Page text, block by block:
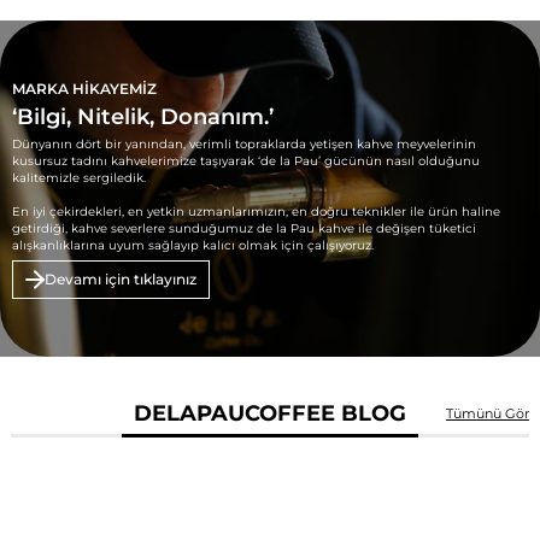
MARKA HİKAYEMİZ
‘Bilgi, Nitelik, Donanım.’
Dünyanın dört bir yanından, verimli topraklarda yetişen kahve meyvelerinin
kusursuz tadını kahvelerimize taşıyarak ‘de la Pau’ gücünün nasıl olduğunu
kalitemizle sergiledik.
En iyi çekirdekleri, en yetkin uzmanlarımızın, en doğru teknikler ile ürün haline
getirdiği, kahve severlere sunduğumuz de la Pau kahve ile değişen tüketici
alışkanlıklarına uyum sağlayıp kalıcı olmak için çalışıyoruz.
Devamı için tıklayınız
DELAPAUCOFFEE BLOG Tümünü Gör